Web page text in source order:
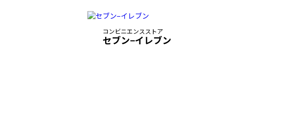
コンビニエンスストア
セブン−イレブン